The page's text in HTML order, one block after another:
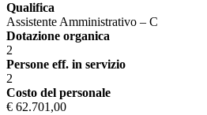
Qualifica
Assistente Amministrativo – C
Dotazione organica
2
Persone eff. in servizio
2
Costo del personale
€ 62.701,00